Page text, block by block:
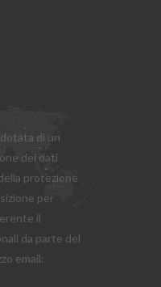
di un
dei dati
protezione
per
il
da parte del
email: